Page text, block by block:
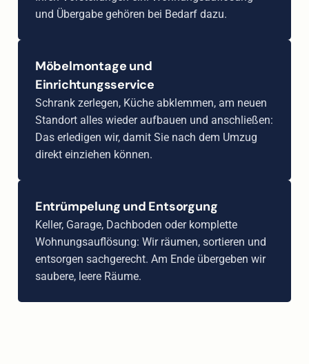
und Übergabe gehören bei Bedarf dazu.
Möbelmontage und
Einrichtungsservice
Schrank zerlegen, Küche abklemmen, am neuen
Standort alles wieder aufbauen und anschließen:
Das erledigen wir, damit Sie nach dem Umzug
direkt einziehen können.
Entrümpelung und Entsorgung
Keller, Garage, Dachboden oder komplette
Wohnungsauflösung: Wir räumen, sortieren und
entsorgen sachgerecht. Am Ende übergeben wir
saubere, leere Räume.